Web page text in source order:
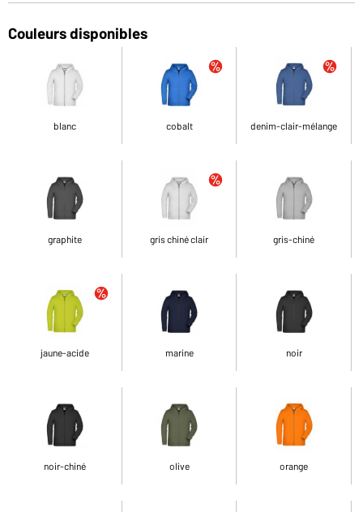
Couleurs disponibles
blanc cobalt denim-clair-mélange
graphite gris chiné clair gris-chiné
jaune-acide marine noir
noir-chiné olive orange